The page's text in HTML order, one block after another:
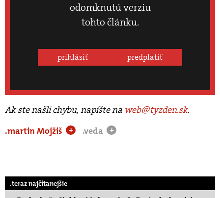
odomknutú verziu
tohto článku.
prihlásiť predplatiť
Ak ste našli chybu, napíšte na web@tyzden.sk.
.martin Mojžiš
+ .veda +
.teraz najčítanejšie